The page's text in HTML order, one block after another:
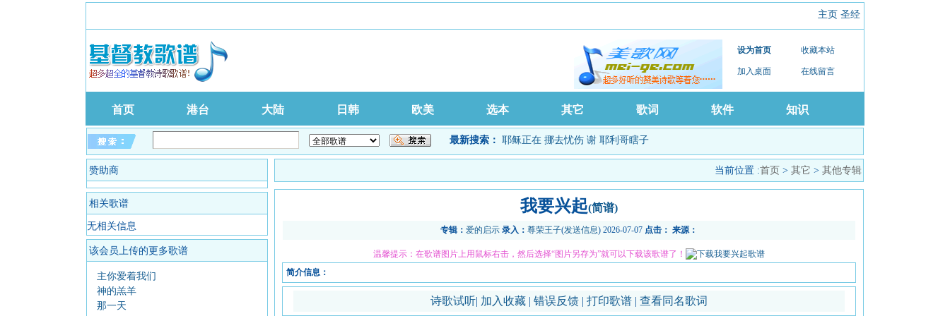
主页 圣经
设为首页 收藏本站
加入桌面 在线留言
首页 港台 大陆 日韩 欧美 选本 其它 歌词 软件 知识
最新搜索： 耶稣正在 挪去忧伤 谢 耶利哥瞎子
赞助商
相关歌谱
无相关信息
该会员上传的更多歌谱
主你爱着我们
神的羔羊
那一天
当前位置 :首页 > 其它 > 其他专辑
我要兴起(简谱)
专辑： 爱的启示 录入： 尊荣王子(发送信息) 2026-07-07 点击： 来源：
温馨提示：在歌谱图片上用鼠标右击，然后选择“图片另存为”就可以下载该歌谱了！
简介信息：
诗歌试听| 加入收藏 | 错误反馈 | 打印歌谱 | 查看同名歌词